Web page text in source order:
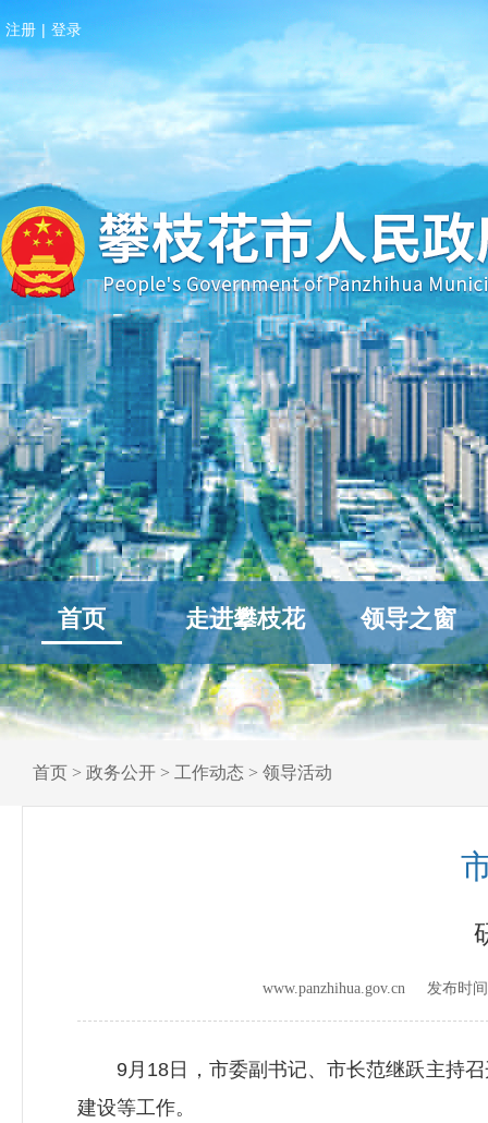
注册 | 登录
首页 走进攀枝花 领导之窗
首页 > 政务公开 > 工作动态 > 领导活动
www.panzhihua.gov.cn 发布时
9月18日，市委副书记、市长范继跃主持召
建设等工作。